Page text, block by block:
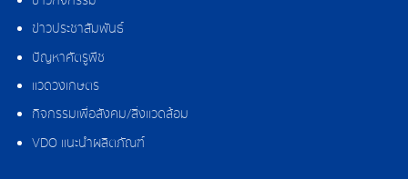
ข่าวประชาสัมพันธ์
ปัญหาศัตรูพืช
แวดวงเกษตร
กิจกรรมเพื่อสังคม/สิ่งแวดล้อม
VDO แนะนำผลิตภัณฑ์